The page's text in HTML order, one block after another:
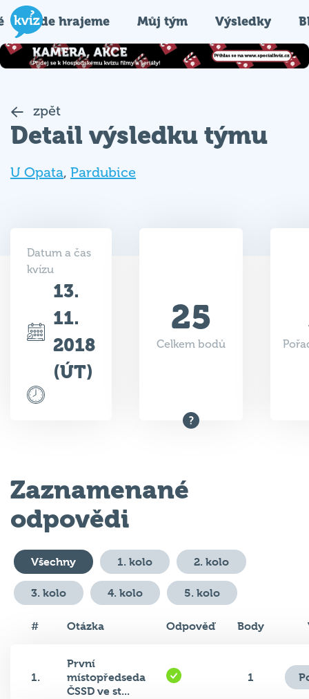
Kde hrajeme Můj tým Výsledky
zpět
Detail výsledku týmu
U Opata, Pardubice
Datum a čas
kvízu
13.
11.
2018
(ÚT)
25
Celkem bodů
Zaznamenané
odpovědi
Všechny 1. kolo 2. kolo
3. kolo 4. kolo 5. kolo
# Otázka Odpověď Body
1.
První
místopředseda
ČSSD ve st...
1